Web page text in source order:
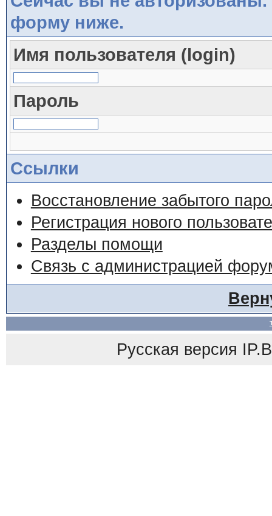
форму ниже.
Имя пользователя (login)
Пароль
Ссылки
Восстановление забытого
Регистрация нового
Разделы помощи
Связь с администрацией
Русская версия